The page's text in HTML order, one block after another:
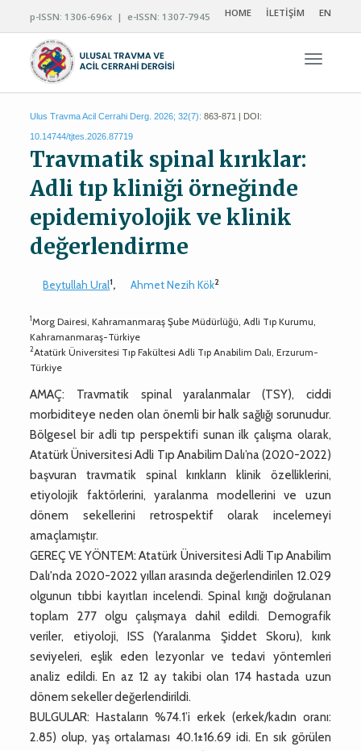
p-ISSN: 1306-696x | e-ISSN: 1307-7945 HOME İLETİŞİM EN
Ulus Travma Acil Cerrahi Derg. 2026; 32(7): 863-871 | DOI:
10.14744/tjtes.2026.87719
Travmatik spinal kırıklar:
Adli tıp kliniği örneğinde
epidemiyolojik ve klinik
değerlendirme
Beytullah Ural1, Ahmet Nezih Kök2
1Morg Dairesi, Kahramanmaraş Şube Müdürlüğü, Adli Tıp Kurumu,
Kahramanmaraş-Türkiye
2Atatürk Üniversitesi Tıp Fakültesi Adli Tıp Anabilim Dalı, Erzurum-
Türkiye
AMAÇ: Travmatik spinal yaralanmalar (TSY), ciddi
morbiditeye neden olan önemli bir halk sağlığı sorunudur.
Bölgesel bir adli tıp perspektifi sunan ilk çalışma olarak,
Atatürk Üniversitesi Adli Tıp Anabilim Dalı’na (2020-2022)
başvuran travmatik spinal kırıkların klinik özelliklerini,
etiyolojik faktörlerini, yaralanma modellerini ve uzun
dönem sekellerini retrospektif olarak incelemeyi
amaçlamıştır.
GEREÇ VE YÖNTEM: Atatürk Üniversitesi Adli Tıp Anabilim
Dalı'nda 2020-2022 yılları arasında değerlendirilen 12.029
olgunun tıbbi kayıtları incelendi. Spinal kırığı doğrulanan
toplam 277 olgu çalışmaya dahil edildi. Demografik
veriler, etiyoloji, ISS (Yaralanma Şiddet Skoru), kırık
seviyeleri, eşlik eden lezyonlar ve tedavi yöntemleri
analiz edildi. En az 12 ay takibi olan 174 hastada uzun
dönem sekeller değerlendirildi.
BULGULAR: Hastaların %74.1’i erkek (erkek/kadın oranı:
2.85) olup, yaş ortalaması 40.1±16.69 idi. En sık görülen